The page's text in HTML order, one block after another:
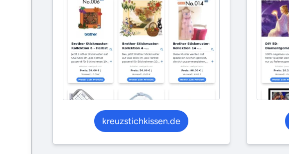
kreuzstichkissen.de